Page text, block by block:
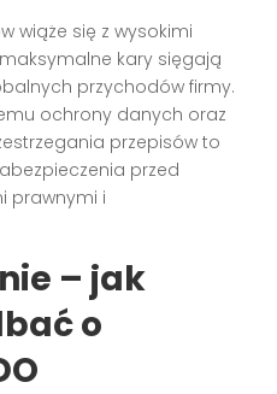
wiąże się z wysokimi
kary sięgają
przychodów firmy.
ochrony danych oraz
przepisów to
przed
prawnymi i
– jak
o